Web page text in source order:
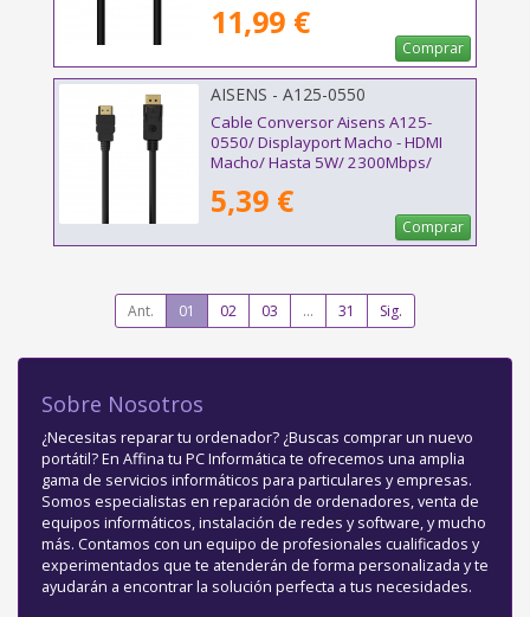
11,99 €
Comprar
AISENS - A125-0550
Cable Conversor Aisens A125-
0550/ Displayport Macho - HDMI
Macho/ Hasta 5W/ 2300Mbps/
5,39 €
Comprar
Ant. 01 02 03 ... 31 Sig.
Sobre Nosotros
¿Necesitas reparar tu ordenador? ¿Buscas comprar un nuevo
portátil? En Affina tu PC Informática te ofrecemos una amplia
gama de servicios informáticos para particulares y empresas.
Somos especialistas en reparación de ordenadores, venta de
equipos informáticos, instalación de redes y software, y mucho
más. Contamos con un equipo de profesionales cualificados y
experimentados que te atenderán de forma personalizada y te
ayudarán a encontrar la solución perfecta a tus necesidades.